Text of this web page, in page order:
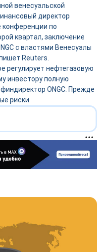
венесуэльской
директор
конференции по
квартал, заключение
с властями Венесуэлы
Reuters.
регулирует нефтегазовую
инвестору полную
ONGC. Прежде
риски.